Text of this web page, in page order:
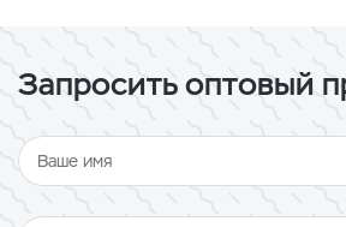
Запросить оптовый